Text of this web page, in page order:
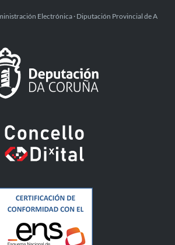
Electrónica · Diputación Provincial de A